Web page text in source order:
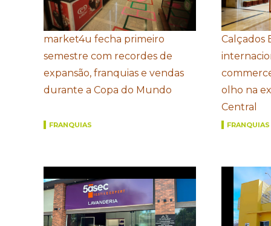
market4u fecha primeiro
semestre com recordes de
expansão, franquias e vendas
durante a Copa do Mundo
FRANQUIAS
Calçados
olho na
Central
FRANQUIAS